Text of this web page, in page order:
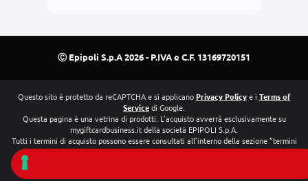
Ⓒ Epipoli S.p.A 2026 - P.IVA e C.F. 13169720151
Questo sito è protetto da reCAPTCHA e si applicanoPrivacy Policye i Terms of
Servicedi Google.
Questa pagina è una vetrina di prodotti. L’acquisto avverrà esclusivamente su
mygiftcardbusiness.it della società EPIPOLI S.p.A.
Tutti i termini di acquisto possono essere consultati all’interno della sezione “termini
e condizioni”
Mastercard® è un marchio registrato e il disegno dei due cerchi è un marchio di